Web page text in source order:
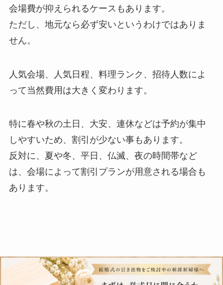
会場費が抑えられるケースもあります。
ただし、地元なら必ず安いというわけではありま
せん。
人気会場、人気日程、料理ランク、招待人数によ
って当然費用は大きく変わります。
特に春や秋の土日、大安、連休などは予約が集中
しやすいため、割引が少ない事もあります。
反対に、夏や冬、平日、仏滅、夜の時間帯など
は、会場によって割引プランが用意される場合も
あります。